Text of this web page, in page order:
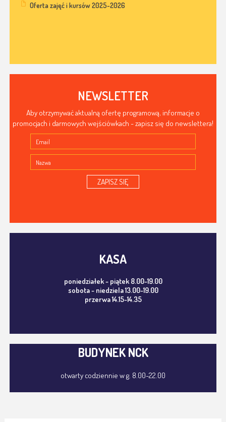
Oferta zajęć i kursów 2025-2026
NEWSLETTER
Aby otrzymywać aktualną ofertę programową, informacje o
promocjach i darmowych wejściówkach - zapisz się do newslettera!
ZAPISZ SIĘ
KASA
poniedziałek - piątek 8.00-19.00
sobota - niedziela 13.00-19.00
przerwa 14.15-14.35
BUDYNEK NCK
otwarty codziennie w g. 8.00-22.00